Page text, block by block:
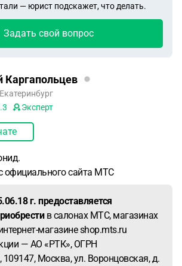
— юрист подскажет, что делать.
Задать свой вопрос
Каргапольцев
Эксперт
официального сайта МТС
г. предоставляется
в салонах МТС, магазинах
магазине shop.mts.ru
— АО «РТК», ОГРН
109147, Москва, ул. Воронцовская, д.